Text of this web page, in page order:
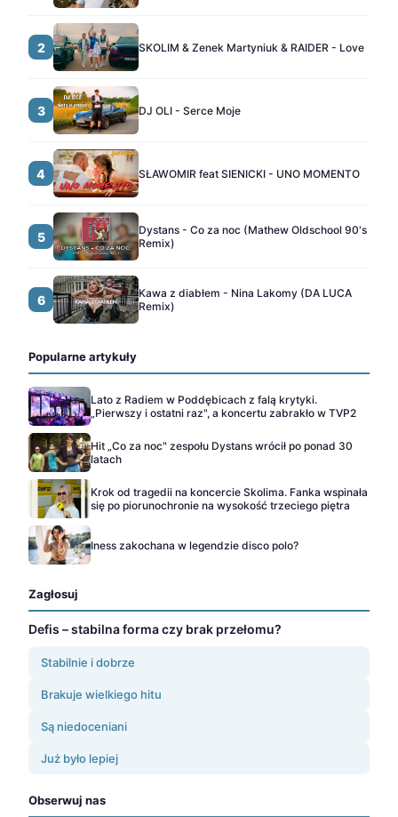
2 SKOLIM & Zenek Martyniuk & RAIDER - Love
3 DJ OLI - Serce Moje
4 SŁAWOMIR feat SIENICKI - UNO MOMENTO
5
Dystans - Co za noc (Mathew Oldschool 90's
Remix)
6
Kawa z diabłem - Nina Lakomy (DA LUCA
Remix)
Popularne artykuły
Lato z Radiem w Poddębicach z falą krytyki.
„Pierwszy i ostatni raz", a koncertu zabrakło w TVP2
Hit „Co za noc" zespołu Dystans wrócił po ponad 30
latach
Krok od tragedii na koncercie Skolima. Fanka wspinała
się po piorunochronie na wysokość trzeciego piętra
Iness zakochana w legendzie disco polo?
Zagłosuj
Defis – stabilna forma czy brak przełomu?
Stabilnie i dobrze
Brakuje wielkiego hitu
Są niedoceniani
Już było lepiej
Obserwuj nas